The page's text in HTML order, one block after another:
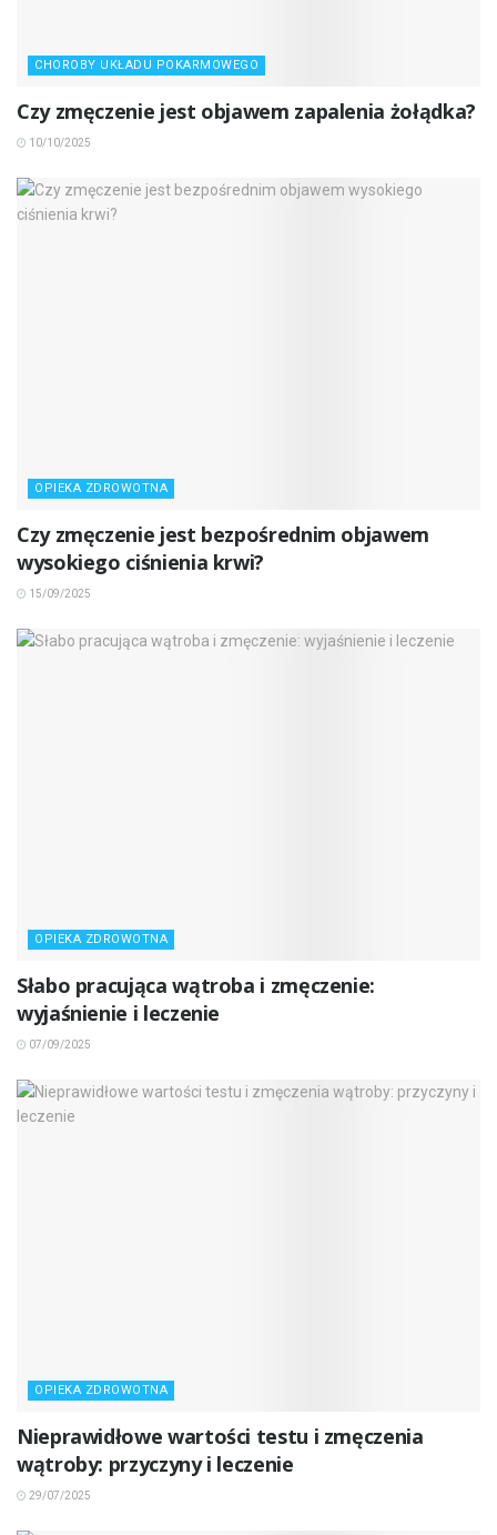
CHOROBY UKŁADU POKARMOWEGO
Czy zmęczenie jest objawem zapalenia żołądka?
10/10/2025
OPIEKA ZDROWOTNA
Czy zmęczenie jest bezpośrednim objawem
wysokiego ciśnienia krwi?
15/09/2025
OPIEKA ZDROWOTNA
Słabo pracująca wątroba i zmęczenie:
wyjaśnienie i leczenie
07/09/2025
OPIEKA ZDROWOTNA
Nieprawidłowe wartości testu i zmęczenia
wątroby: przyczyny i leczenie
29/07/2025